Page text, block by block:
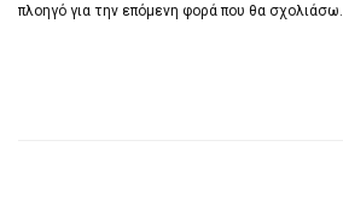
πλοηγό για την επόμενη φορά που θα σχολιάσω.